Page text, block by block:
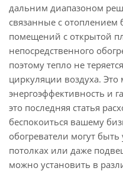
дальним диапазоном
связанные с отоплением
помещений с открытой
непосредственного
поэтому тепло не
циркуляции воздуха. Это
энергоэффективность и
это последняя статья
беспокоиться вашему
обогреватели могут
потолках или даже
можно установить в